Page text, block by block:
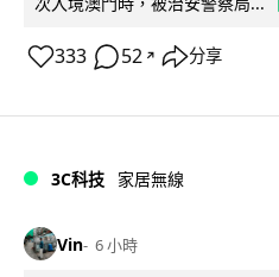
333 52 ↗ 分享
3C科技 家居無線
Vin 6 小時